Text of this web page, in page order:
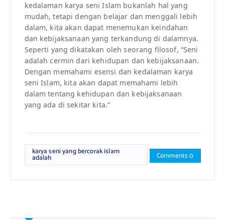
kedalaman karya seni Islam bukanlah hal yang
mudah, tetapi dengan belajar dan menggali lebih
dalam, kita akan dapat menemukan keindahan
dan kebijaksanaan yang terkandung di dalamnya.
Seperti yang dikatakan oleh seorang filosof, “Seni
adalah cermin dari kehidupan dan kebijaksanaan.
Dengan memahami esensi dan kedalaman karya
seni Islam, kita akan dapat memahami lebih
dalam tentang kehidupan dan kebijaksanaan
yang ada di sekitar kita.”
karya seni yang bercorak islam
adalah Comments 0